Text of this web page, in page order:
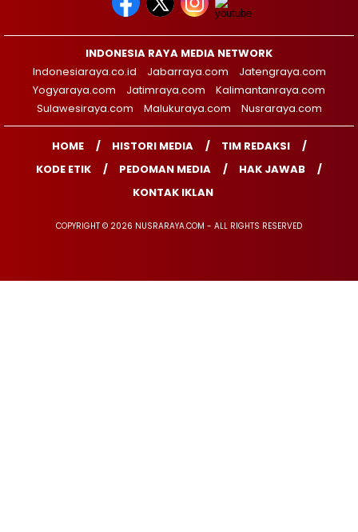
INDONESIA RAYA MEDIA NETWORK
Indonesiaraya.co.id
Jabarraya.com
Jatengraya.com
Yogyaraya.com
Jatimraya.com
Kalimantanraya.com
Sulawesiraya.com
Malukuraya.com Nusraraya.com
HOME HISTORI MEDIA
TIM REDAKSI
KODE ETIK
PEDOMAN MEDIA
HAK JAWAB
KONTAK IKLAN
COPYRIGHT © 2026 NUSRARAYA.COM - ALL RIGHTS RESERVED